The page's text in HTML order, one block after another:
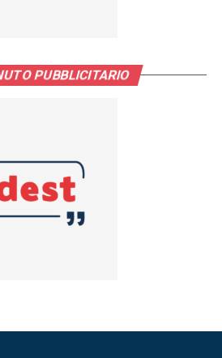
PUBBLICITARIO